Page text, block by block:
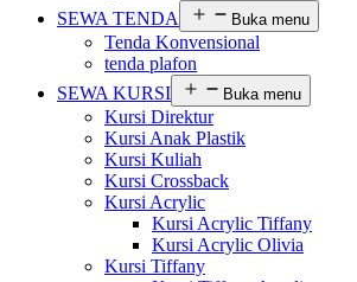
SEWA TENDA
Buka menu
Tenda Konvensional
tenda plafon
SEWA KURSI
Buka menu
Kursi Direktur
Kursi Anak Plastik
Kursi Kuliah
Kursi Crossback
Kursi Acrylic
Kursi Acrylic Tiffany
Kursi Acrylic Olivia
Kursi Tiffany